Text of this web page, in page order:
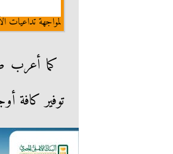
لمواجهة تداعيات
كما أعرب
توفير كافة